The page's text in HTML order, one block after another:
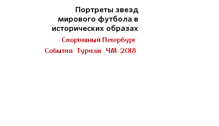
Портреты звезд
мирового футбола в
исторических образах
Спортивный Петербург
События Туризм ЧМ-2018